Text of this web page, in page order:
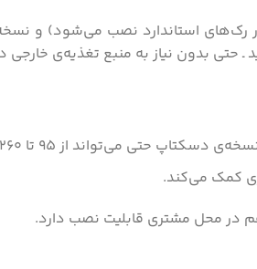
حتی بدون نیاز به منبع تغذیه‌ی خارجی
کمک می‌کند.